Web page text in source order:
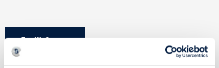
Zur KI-Corner